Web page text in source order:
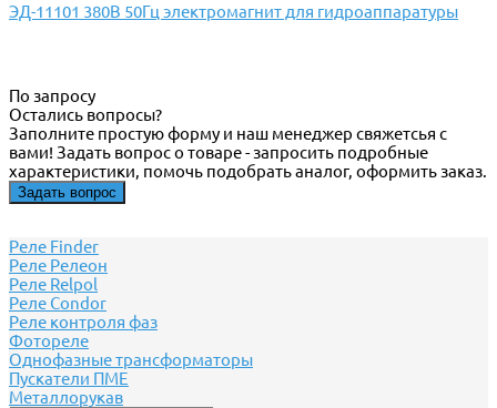
ЭД-11101 380В 50Гц электромагнит для гидроаппаратуры
По запросу
Остались вопросы?
Заполните простую форму и наш менеджер свяжетсья с
вами! Задать вопрос о товаре - запросить подробные
характеристики, помочь подобрать аналог, оформить заказ.
Задать вопрос
Реле Finder
Реле Релеон
Реле Relpol
Реле Сondor
Реле контроля фаз
Фотореле
Однофазные трансформаторы
Пускатели ПМЕ
Металлорукав